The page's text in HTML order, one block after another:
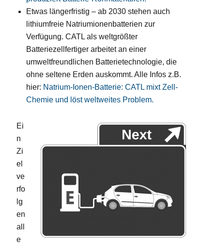
Etwas längerfristig – ab 2030 stehen auch
lithiumfreie Natriumionenbatterien zur
Verfügung. CATL als weltgrößter
Batteriezellfertiger arbeitet an einer
umweltfreundlichen Batterietechnologie, die
ohne seltene Erden auskommt. Alle Infos z.B.
hier: Natrium-Ionen-Batterie: CATL mixt Zell-
Chemie und löst weltweites Problem.
Ei
n
Zi
el
ve
rfo
lg
en
all
e